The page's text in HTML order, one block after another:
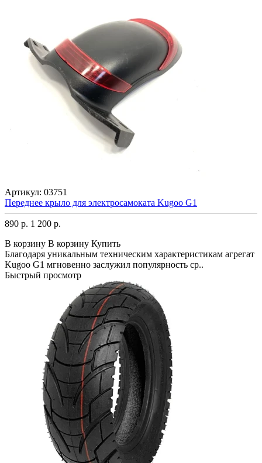
Артикул: 03751
Переднее крыло для электросамоката Kugoo G1
890 р. 1 200 р.
В корзину В корзину Купить
Благодаря уникальным техническим характеристикам агрегат
Kugoo G1 мгновенно заслужил популярность ср..
Быстрый просмотр